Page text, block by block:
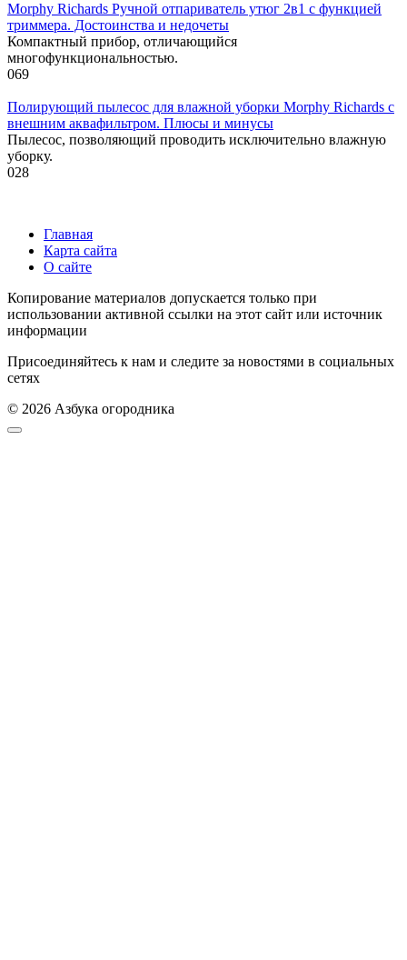
Morphy Richards Ручной отпариватель утюг 2в1 с функцией
триммера. Достоинства и недочеты
Компактный прибор, отличающийся
многофункциональностью.
069
Полирующий пылесос для влажной уборки Morphy Richards с
внешним аквафильтром. Плюсы и минусы
Пылесос, позволяющий проводить исключительно влажную
уборку.
028
Главная
Карта сайта
О сайте
Копирование материалов допускается только при
использовании активной ссылки на этот сайт или источник
информации
Присоединяйтесь к нам и следите за новостями в социальных
сетях
© 2026 Азбука огородника